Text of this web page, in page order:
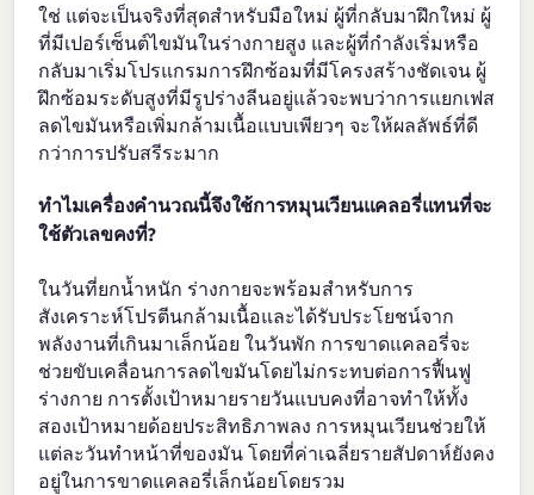
ใช่ แต่จะเป็นจริงที่สุดสำหรับมือใหม่ ผู้ที่กลับมาฝึกใหม่ ผู้
ที่มีเปอร์เซ็นต์ไขมันในร่างกายสูง และผู้ที่กำลังเริ่มหรือ
กลับมาเริ่มโปรแกรมการฝึกซ้อมที่มีโครงสร้างชัดเจน ผู้
ฝึกซ้อมระดับสูงที่มีรูปร่างลีนอยู่แล้วจะพบว่าการแยกเฟส
ลดไขมันหรือเพิ่มกล้ามเนื้อแบบเพียวๆ จะให้ผลลัพธ์ที่ดี
กว่าการปรับสรีระมาก
ทำไมเครื่องคำนวณนี้จึงใช้การหมุนเวียนแคลอรี่แทนที่จะ
ใช้ตัวเลขคงที่?
ในวันที่ยกน้ำหนัก ร่างกายจะพร้อมสำหรับการ
สังเคราะห์โปรตีนกล้ามเนื้อและได้รับประโยชน์จาก
พลังงานที่เกินมาเล็กน้อย ในวันพัก การขาดแคลอรี่จะ
ช่วยขับเคลื่อนการลดไขมันโดยไม่กระทบต่อการฟื้นฟู
ร่างกาย การตั้งเป้าหมายรายวันแบบคงที่อาจทำให้ทั้ง
สองเป้าหมายด้อยประสิทธิภาพลง การหมุนเวียนช่วยให้
แต่ละวันทำหน้าที่ของมัน โดยที่ค่าเฉลี่ยรายสัปดาห์ยังคง
อยู่ในการขาดแคลอรี่เล็กน้อยโดยรวม